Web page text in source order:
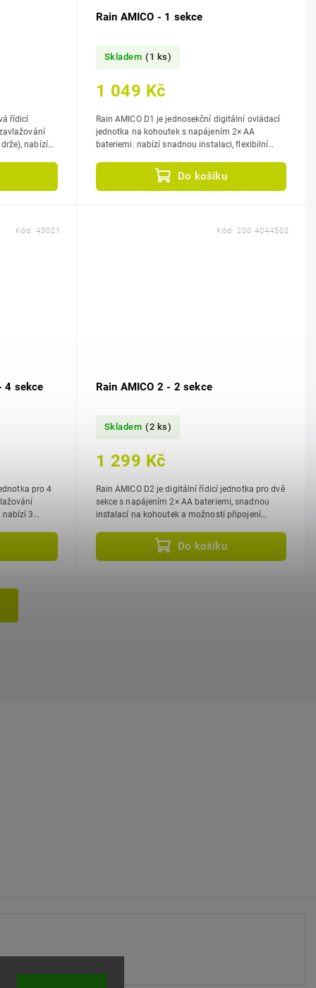
řídicí
nabízí
Rain AMICO - 1 sekce
Skladem (1 ks)
1 049 Kč
Do košíku
Rain AMICO D1 je jednosekční digitální ovládací
jednotka na kohoutek s napájením 2× AA
bateriemi. nabízí snadnou instalaci, flexibilní
4 sekce
pro 4
Kód: 43021
Rain AMICO 2 - 2 sekce
Skladem (2 ks)
1 299 Kč
Do košíku
Rain AMICO D2 je digitální řídicí jednotka pro dvě
sekce s napájením 2× AA bateriemi, snadnou
instalací na kohoutek a možností připojení
Kód: 200.4044502